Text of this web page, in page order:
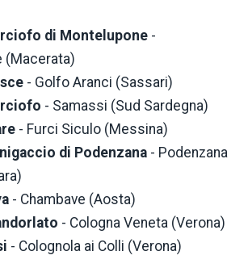
di Montelupone -
(Macerata)
- Golfo Aranci (Sassari)
- Samassi (Sud Sardegna)
- Furci Siculo (Messina)
di Podenzana - Podenzana
- Chambave (Aosta)
- Cologna Veneta (Verona)
- Colognola ai Colli (Verona)